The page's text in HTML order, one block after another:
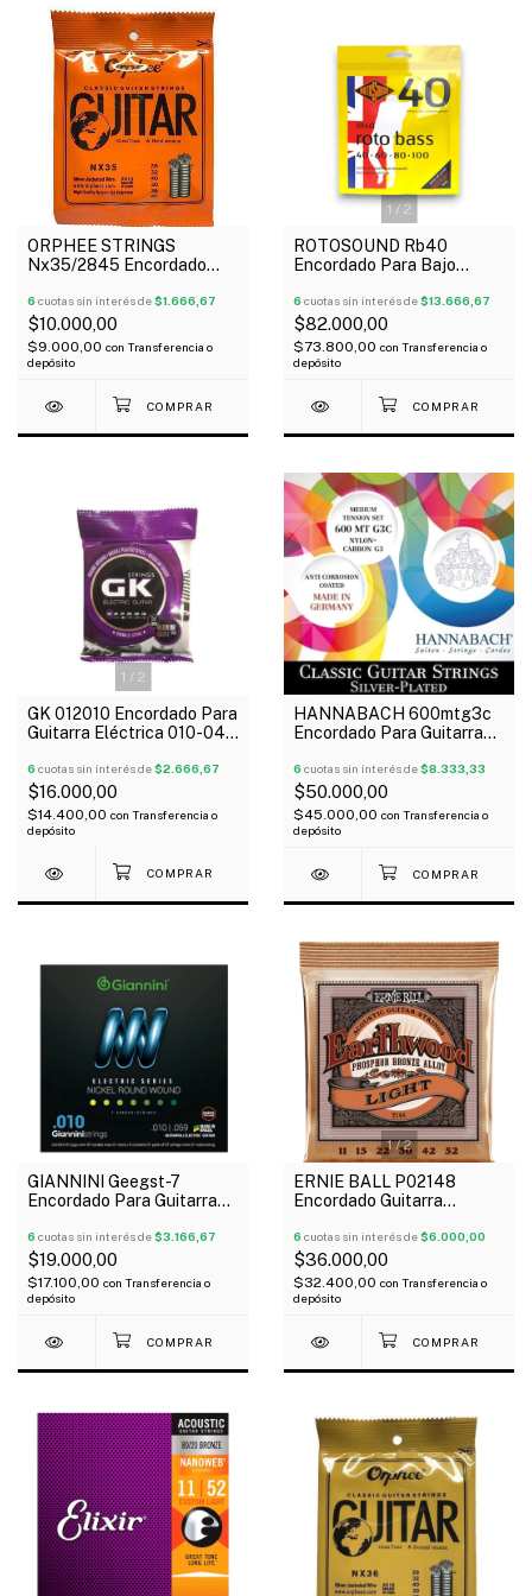
ORPHEE STRINGS
Nx35/2845 Encordado
045 Nylon Tensión Alta
6 cuotas sin interés de$1.666,67
$10.000,00
$9.000,00 con Transferencia o
depósito
1 / 2
ROTOSOUND Rb40
Encordado Para Bajo
100
6 cuotas sin interés de$13.666,67
$82.000,00
$73.800,00 con Transferencia o
depósito
1 / 2
GK 012010 Encordado Para
Guitarra Eléctrica 010-046
6 cuotas sin interés de$2.666,67
$16.000,00
$14.400,00 con Transferencia o
depósito
HANNABACH 600mtg3c
Encordado Para Guitarra
Tensión Media
6 cuotas sin interés de$8.333,33
$50.000,00
$45.000,00 con Transferencia o
depósito
GIANNINI Geegst-7
Encordado Para Guitarra
59
6 cuotas sin interés de$3.166,67
$19.000,00
$17.100,00 con Transferencia o
depósito
1/2
ERNIE BALL P02148
Encordado Guitarra
Phosphor Bronze 011-52
6 cuotas sin interés de$6.000,00
$36.000,00
$32.400,00 con Transferencia o
depósito